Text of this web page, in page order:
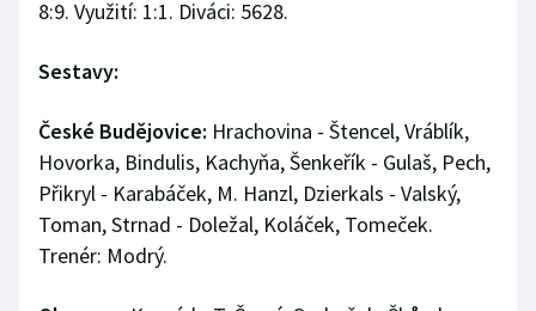
8:9. Využití: 1:1. Diváci: 5628.
Sestavy:
České Budějovice: Hrachovina - Štencel, Vráblík,
Hovorka, Bindulis, Kachyňa, Šenkeřík - Gulaš, Pech,
Přikryl - Karabáček, M. Hanzl, Dzierkals - Valský,
Toman, Strnad - Doležal, Koláček, Tomeček.
Trenér: Modrý.